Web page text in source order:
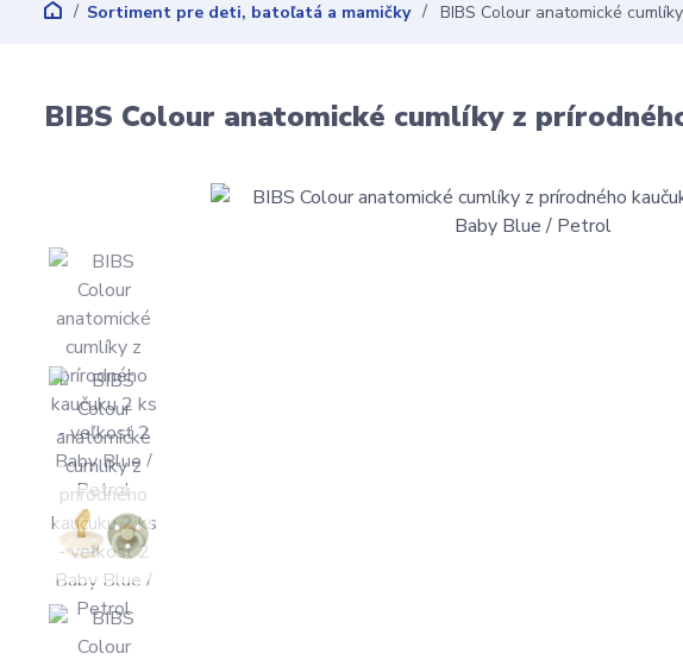
Sortiment pre deti, batoľatá a mamičky BIBS Colour anatomické
BIBS Colour anatomické cumlíky z